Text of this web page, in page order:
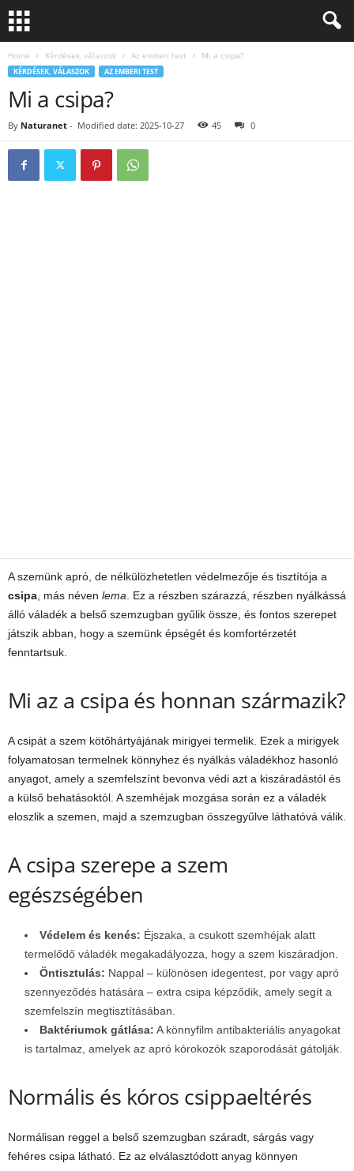
Home Kérdések, válaszok Az emberi test Mi a csipa?
KÉRDÉSEK, VÁLASZOK AZ EMBERI TEST
Mi a csipa?
By Naturanet - Modified date: 2025-10-27 45 0
A szemünk apró, de nélkülözhetetlen védelmezője és tisztítója a
csipa , más néven lema . Ez a részben szárazzá, részben nyálkássá
álló váladék a belső szemzugban gyűlik össze, és fontos szerepet
játszik abban, hogy a szemünk épségét és komfortérzetét
fenntartsuk.
Mi az a csipa és honnan származik?
A csipát a szem kötőhártyájának mirigyei termelik. Ezek a mirigyek
folyamatosan termelnek könnyhez és nyálkás váladékhoz hasonló
anyagot, amely a szemfelszínt bevonva védi azt a kiszáradástól és
a külső behatásoktól. A szemhéjak mozgása során ez a váladék
eloszlik a szemen, majd a szemzugban összegyűlve láthatóvá válik.
A csipa szerepe a szem
egészségében
Védelem és kenés: Éjszaka, a csukott szemhéjak alatt
termelődő váladék megakadályozza, hogy a szem kiszáradjon.
Öntisztulás: Nappal – különösen idegentest, por vagy apró
szennyeződés hatására – extra csipa képződik, amely segít a
szemfelszín megtisztításában.
Baktériumok gátlása: A könnyfilm antibakteriális anyagokat
is tartalmaz, amelyek az apró kórokozók szaporodását gátolják.
Normális és kóros csippaeltérés
Normálisan reggel a belső szemzugban száradt, sárgás vagy
fehéres csipa látható. Ez az elválasztódott anyag könnyen